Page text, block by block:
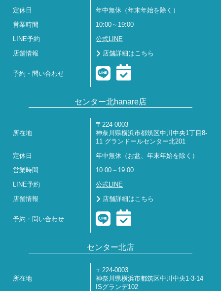
定休日
年中無休（年末年始を除く）
営業時間 10:00～19:00
LINE予約 公式LINE
店舗情報 店舗詳細はこちら
予約・問い合わせ
センター北hanare店
所在地
〒224-0003
神奈川県横浜市都筑区中川中央1丁目8-
11 グランドールセンター北201
定休日 年中無休（お盆、年末年始を除く）
営業時間 10:00～19:00
LINE予約 公式LINE
店舗情報 店舗詳細はこちら
予約・問い合わせ
センター北店
所在地
〒224-0003
神奈川県横浜市都筑区中川中央1-3-14
ISグランデ102